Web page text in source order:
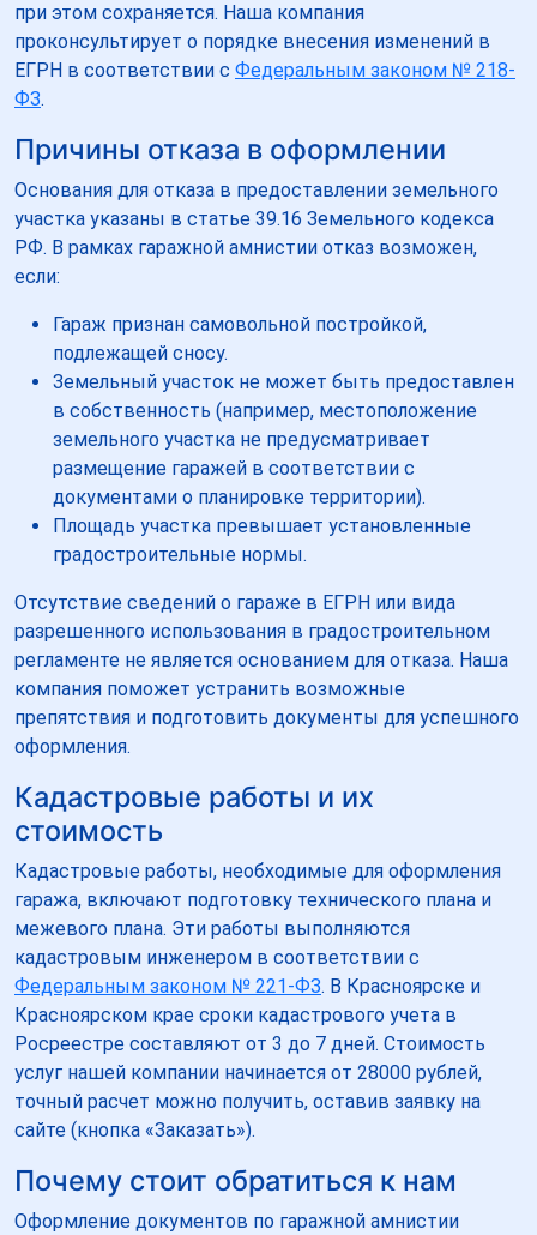
при этом сохраняется. Наша компания
проконсультирует о порядке внесения изменений в
ЕГРН в соответствии с Федеральным законом № 218-
ФЗ.
Причины отказа в оформлении
Основания для отказа в предоставлении земельного
участка указаны в статье 39.16 Земельного кодекса
РФ. В рамках гаражной амнистии отказ возможен,
если:
Гараж признан самовольной постройкой,
подлежащей сносу.
Земельный участок не может быть предоставлен
в собственность (например, местоположение
земельного участка не предусматривает
размещение гаражей в соответствии с
документами о планировке территории).
Площадь участка превышает установленные
градостроительные нормы.
Отсутствие сведений о гараже в ЕГРН или вида
разрешенного использования в градостроительном
регламенте не является основанием для отказа. Наша
компания поможет устранить возможные
препятствия и подготовить документы для успешного
оформления.
Кадастровые работы и их
стоимость
Кадастровые работы, необходимые для оформления
гаража, включают подготовку технического плана и
межевого плана. Эти работы выполняются
кадастровым инженером в соответствии с
Федеральным законом № 221-ФЗ. В Красноярске и
Красноярском крае сроки кадастрового учета в
Росреестре составляют от 3 до 7 дней. Стоимость
услуг нашей компании начинается от 28000 рублей,
точный расчет можно получить, оставив заявку на
сайте (кнопка «Заказать»).
Почему стоит обратиться к нам
Оформление документов по гаражной амнистии